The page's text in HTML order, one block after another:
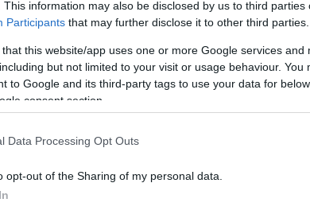
This information may also be disclosed by us to third parties
Participants that may further disclose it to other third parties.
that this website/app uses one or more Google services and
but not limited to your visit or usage behaviour. You
to Google and its third-party tags to use your data for
consent section.
Data Processing Opt Outs
opt-out of the Sharing of my personal data.
jézussal mindig győzhetek!